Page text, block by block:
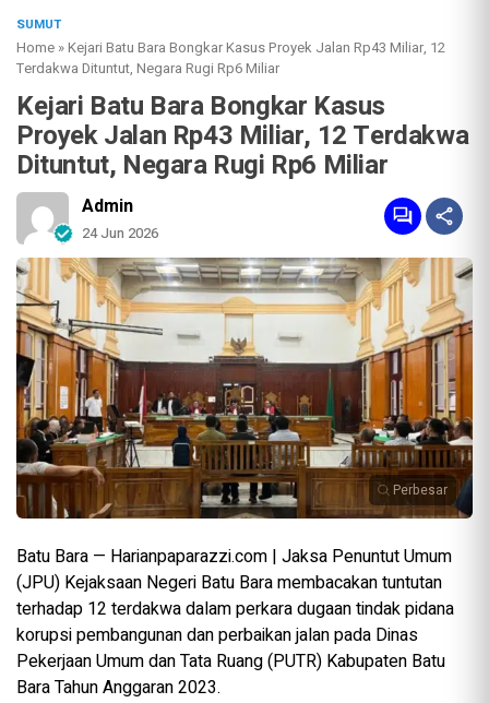
SUMUT
Home »Kejari Batu Bara Bongkar Kasus Proyek Jalan Rp43 Miliar, 12
Terdakwa Dituntut, Negara Rugi Rp6 Miliar
Kejari Batu Bara Bongkar Kasus
Proyek Jalan Rp43 Miliar, 12 Terdakwa
Dituntut, Negara Rugi Rp6 Miliar
Admin
24 Jun 2026
Perbesar
Batu Bara — Harianpaparazzi.com | Jaksa Penuntut Umum
(JPU) Kejaksaan Negeri Batu Bara membacakan tuntutan
terhadap 12 terdakwa dalam perkara dugaan tindak pidana
korupsi pembangunan dan perbaikan jalan pada Dinas
Pekerjaan Umum dan Tata Ruang (PUTR) Kabupaten Batu
Bara Tahun Anggaran 2023.